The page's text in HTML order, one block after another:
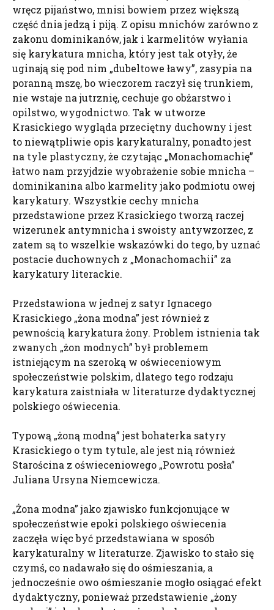
wręcz pijaństwo, mnisi bowiem przez większą
część dnia jedzą i piją. Z opisu mnichów zarówno z
zakonu dominikanów, jak i karmelitów wyłania
się karykatura mnicha, który jest tak otyły, że
uginają się pod nim „dubeltowe ławy”, zasypia na
poranną mszę, bo wieczorem raczył się trunkiem,
nie wstaje na jutrznię, cechuje go obżarstwo i
opilstwo, wygodnictwo. Tak w utworze
Krasickiego wygląda przeciętny duchowny i jest
to niewątpliwie opis karykaturalny, ponadto jest
na tyle plastyczny, że czytając „Monachomachię”
łatwo nam przyjdzie wyobrażenie sobie mnicha –
dominikanina albo karmelity jako podmiotu owej
karykatury. Wszystkie cechy mnicha
przedstawione przez Krasickiego tworzą raczej
wizerunek antymnicha i swoisty antywzorzec, z
zatem są to wszelkie wskazówki do tego, by uznać
postacie duchownych z „Monachomachii” za
karykatury literackie.
Przedstawiona w jednej z satyr Ignacego
Krasickiego „żona modna” jest również z
pewnością karykatura żony. Problem istnienia tak
zwanych „żon modnych” był problemem
istniejącym na szeroką w oświeceniowym
społeczeństwie polskim, dlatego tego rodzaju
karykatura zaistniała w literaturze dydaktycznej
polskiego oświecenia.
Typową „żoną modną” jest bohaterka satyry
Krasickiego o tym tytule, ale jest nią również
Starościna z oświeceniowego „Powrotu posła”
Juliana Ursyna Niemcewicza.
„Żona modna” jako zjawisko funkcjonujące w
społeczeństwie epoki polskiego oświecenia
zaczęła więc być przedstawiana w sposób
karykaturalny w literaturze. Zjawisko to stało się
czymś, co nadawało się do ośmieszania, a
jednocześnie owo ośmieszanie mogło osiągać efekt
dydaktyczny, ponieważ przedstawienie „żony